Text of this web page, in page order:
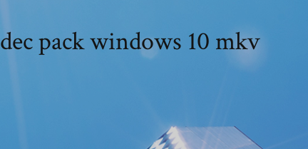
pack windows 10 mkv